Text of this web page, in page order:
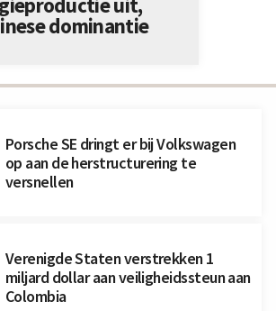
Porsche SE dringt er bij Volkswagen
op aan de herstructurering te
versnellen
Verenigde Staten verstrekken 1
miljard dollar aan veiligheidssteun aan
Colombia
dominantie